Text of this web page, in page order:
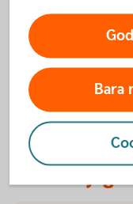
Är inte rörlig
Hur ska jag
Bara